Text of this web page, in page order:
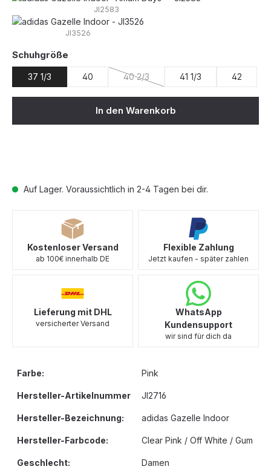
Auf Lager. Voraussichtlich in 2-4 Tagen bei dir.
JI2583
JI3526
Schuhgröße
37 1/3 40 40 2/3
(Diese Option ist zurzeit nicht
41 1/3 42
In den Warenkorb
Kostenloser Versand
ab 100€ innerhalb DE
Flexible Zahlung
Jetzt kaufen - später zahlen
Lieferung mit DHL
versicherter Versand
WhatsApp
Kundensupport
wir sind für dich da
Farbe: Pink
Hersteller-Artikelnummer JI2716
Hersteller-Bezeichnung: adidas Gazelle Indoor
Hersteller-Farbcode: Clear Pink / Off White / Gum
Geschlecht: Damen